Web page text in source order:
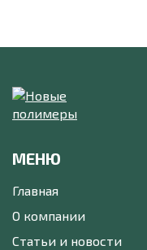
МЕНЮ
Главная
О компании
Статьи и новости